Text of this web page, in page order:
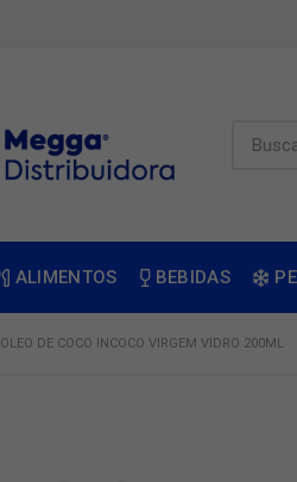
ALIMENTOS BEBIDAS
OLEO DE COCO INCOCO VIRGEM VIDRO 200ML